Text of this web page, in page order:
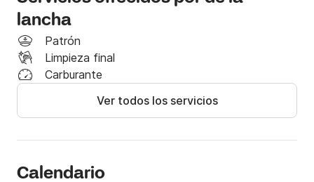
El precio incluye:
- IVA
- Seguros y Amarre
El precio NO incluye:
- Limpieza final: 20€
con espacio un día en familia.
lancha
Patrón
Limpieza final
Carburante
Ver todos los servicios
Calendario